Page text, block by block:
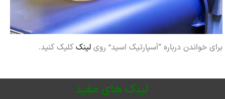
برای خواندن درباره “آسپارتیک اسید” روی لینک کلیک کنید.
لینک های مفید